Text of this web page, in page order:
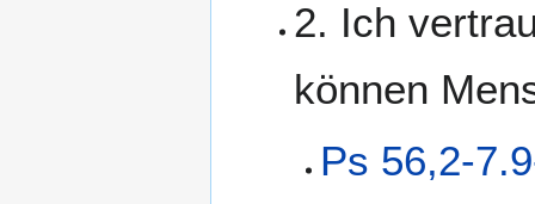
2. Ich
können
Ps 56,2-